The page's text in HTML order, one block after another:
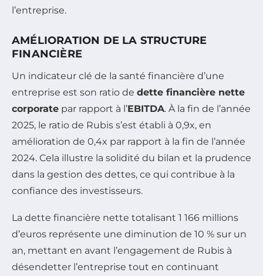
l’entreprise.
AMÉLIORATION DE LA STRUCTURE
FINANCIÈRE
Un indicateur clé de la santé financière d’une
entreprise est son ratio de dette financière nette
corporate par rapport à l’EBITDA. À la fin de l’année
2025, le ratio de Rubis s’est établi à 0,9x, en
amélioration de 0,4x par rapport à la fin de l’année
2024. Cela illustre la solidité du bilan et la prudence
dans la gestion des dettes, ce qui contribue à la
confiance des investisseurs.
La dette financière nette totalisant 1 166 millions
d’euros représente une diminution de 10 % sur un
an, mettant en avant l’engagement de Rubis à
désendetter l’entreprise tout en continuant